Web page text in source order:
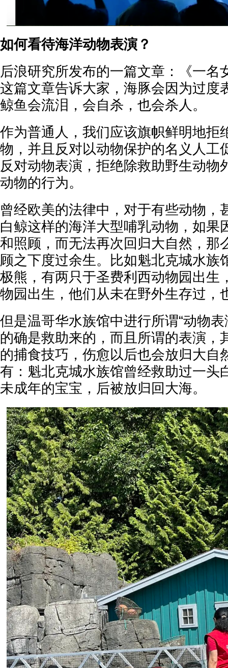
如何看待海洋动物表演？
后浪研究所发布的一篇文章：《一名
这篇文章告诉大家，海豚会因为过度
鲸鱼会流泪，会自杀，也会杀人。
作为普通人，我们应该旗帜鲜明地拒
物，并且反对以动物保护的名义人工
反对动物表演，拒绝除救助野生动物
动物的行为。
曾经欧美的法律中，对于有些动物，
白鲸这样的海洋大型哺乳动物，如果
和照顾，而无法再次回归大自然，那
顾之下度过余生。比如魁北克城水族
极熊，有两只于圣费利西动物园出生
物园出生，他们从未在野外生存过，
但是温哥华水族馆中进行所谓“动物
的确是救助来的，而且所谓的表演，
的捕食技巧，伤愈以后也会放归大自
有：魁北克城水族馆曾经救助过一头
未成年的宝宝，后被放归回大海。